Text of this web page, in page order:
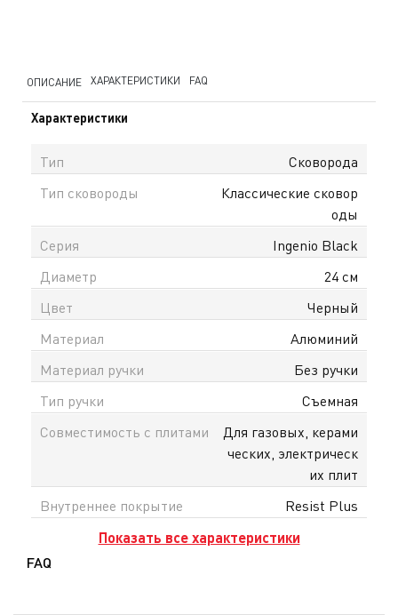
ОПИСАНИЕ ХАРАКТЕРИСТИКИ FAQ
Характеристики
Тип
Сковорода
Тип сковороды
Классические сковор
оды
Серия
Ingenio Black
Диаметр
24 см
Цвет
Черный
Материал
Алюминий
Материал ручки
Без ручки
Тип ручки
Съемная
Совместимость с плитами
Для газовых, керами
ческих, электрическ
их плит
Внутреннее покрытие
Resist Plus
Показать все характеристики
FAQ